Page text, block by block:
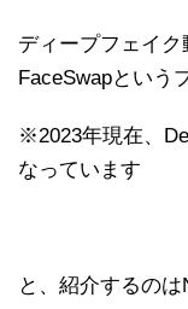
ディープフェイ
FaceSwapという
※2023年現在、
なっています
と、紹介するのは